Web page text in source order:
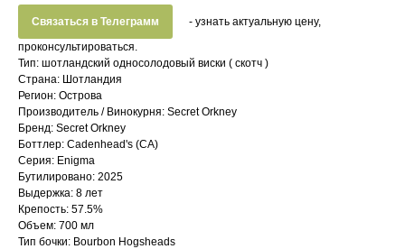
Связаться в Телеграмм
- узнать актуальную цену,
проконсультироваться.
Тип: шотландский односолодовый виски ( скотч )
Страна: Шотландия
Регион: Острова
Производитель / Винокурня: Secret Orkney
Бренд: Secret Orkney
Боттлер: Cadenhead's (CA)
Серия: Enigma
Бутилировано: 2025
Выдержка: 8 лет
Крепость: 57.5%
Объем: 700 мл
Тип бочки: Bourbon Hogsheads